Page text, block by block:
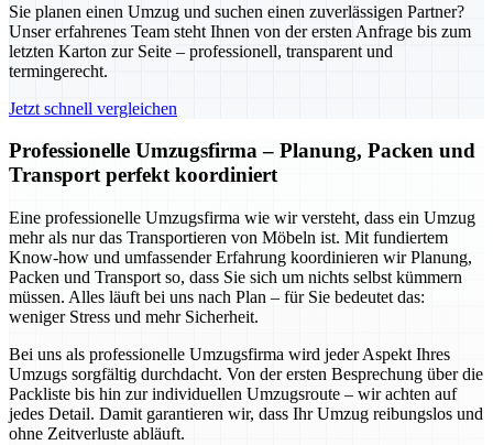
Sie planen einen Umzug und suchen einen zuverlässigen Partner?
Unser erfahrenes Team steht Ihnen von der ersten Anfrage bis zum
letzten Karton zur Seite – professionell, transparent und
termingerecht.
Jetzt schnell vergleichen
Professionelle Umzugsfirma – Planung, Packen und
Transport perfekt koordiniert
Eine professionelle Umzugsfirma wie wir versteht, dass ein Umzug
mehr als nur das Transportieren von Möbeln ist. Mit fundiertem
Know-how und umfassender Erfahrung koordinieren wir Planung,
Packen und Transport so, dass Sie sich um nichts selbst kümmern
müssen. Alles läuft bei uns nach Plan – für Sie bedeutet das:
weniger Stress und mehr Sicherheit.
Bei uns als professionelle Umzugsfirma wird jeder Aspekt Ihres
Umzugs sorgfältig durchdacht. Von der ersten Besprechung über die
Packliste bis hin zur individuellen Umzugsroute – wir achten auf
jedes Detail. Damit garantieren wir, dass Ihr Umzug reibungslos und
ohne Zeitverluste abläuft.